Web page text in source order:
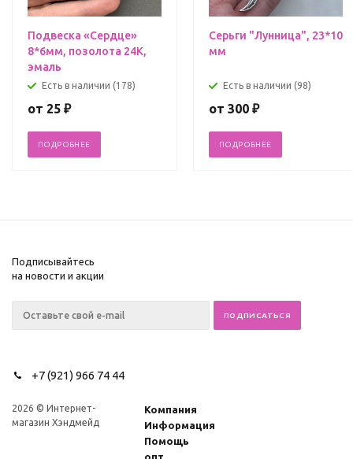
Подвеска «Сердце»
8*6мм, позолота 24К,
эмаль
Есть в наличии (178)
от 25 ₽
ПОДРОБНЕЕ
Серьги "Лунница", 23*10
мм
Есть в наличии (98)
от 300 ₽
ПОДРОБНЕЕ
Подписывайтесь
на новости и акции
+7 (921) 966 74 44
2026 © Интернет-
магазин Хэндмейд
Компания
Информация
Помощь
опт